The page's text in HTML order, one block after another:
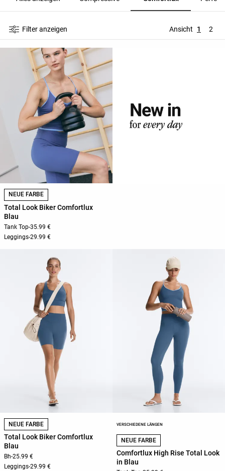
Filter anzeigen Ansicht 1 2
NEUE FARBE
Total Look Biker Comfortlux
Blau
Tank Top-35.99 €
Leggings-29.99 €
NEUE FARBE
Total Look Biker Comfortlux
Blau
Bh-25.99 €
Leggings-29.99 €
VERSCHIEDENE LÄNGEN
NEUE FARBE
Comfortlux High Rise Total Look
in Blau